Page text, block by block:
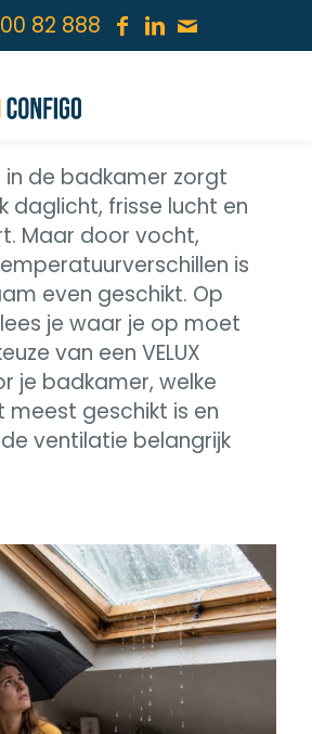
82 888
in de badkamer zorgt
daglicht, frisse lucht en
Maar door vocht,
is
even geschikt. Op
je waar je op moet
van een VELUX
je badkamer, welke
meest geschikt is en
ventilatie belangrijk